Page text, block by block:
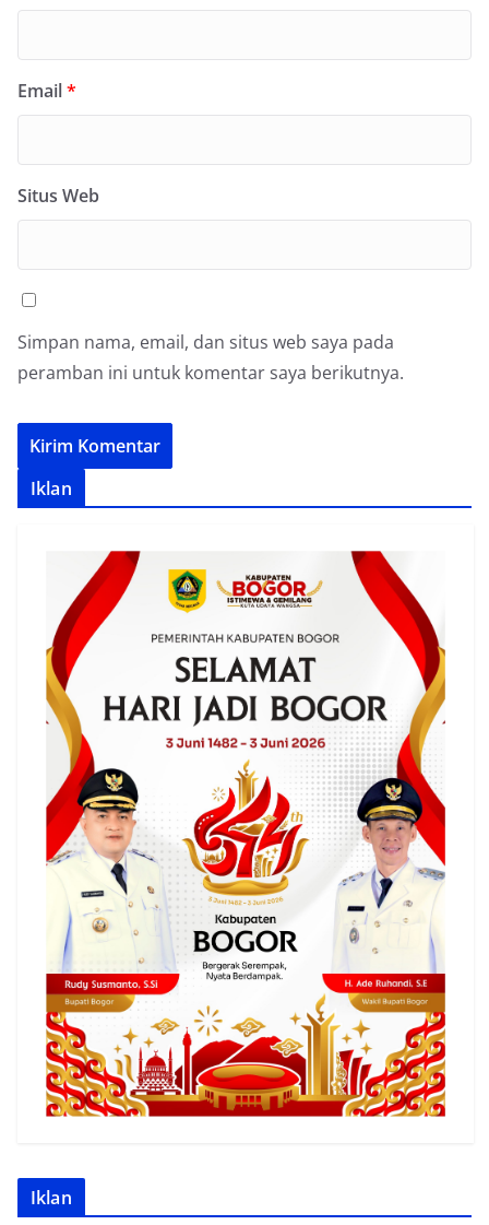
Email*
Situs Web
Simpan nama, email, dan situs web saya pada
peramban ini untuk komentar saya berikutnya.
Iklan
Iklan